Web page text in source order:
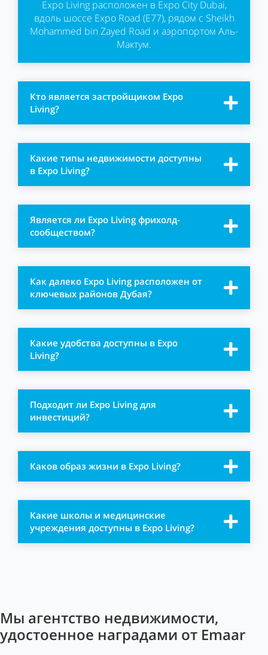
Expo Living расположен в Expo City Dubai,
вдоль шоссе Expo Road (E77), рядом с Sheikh
Mohammed bin Zayed Road и аэропортом Аль-
Мактум.
Кто является застройщиком Expo
Living?
Какие типы недвижимости доступны
в Expo Living?
Является ли Expo Living фрихолд-
сообществом?
Как далеко Expo Living расположен от
ключевых районов Дубая?
Какие удобства доступны в Expo
Living?
Подходит ли Expo Living для
инвестиций?
Каков образ жизни в Expo Living?
Какие школы и медицинские
учреждения доступны в Expo Living?
Мы агентство недвижимости,
удостоенное наградами от Emaar